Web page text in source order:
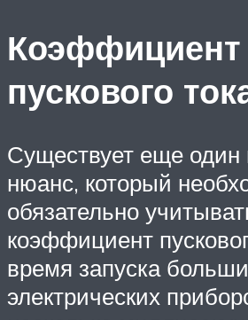
Коэффициент
пускового
Существует еще
нюанс, который
обязательно
коэффициент
время запуска
электрических